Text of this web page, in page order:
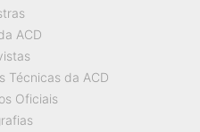
ACD
Técnicas da ACD
Oficiais